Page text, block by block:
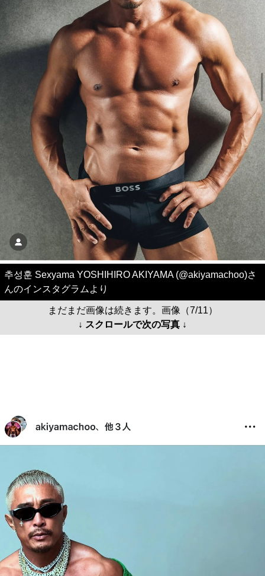
추성훈 Sexyama YOSHIHIRO AKIYAMA (@akiyamachoo)さ
んのインスタグラムより
まだまだ画像は続きます。画像（7/11）
↓ スクロールで次の写真 ↓